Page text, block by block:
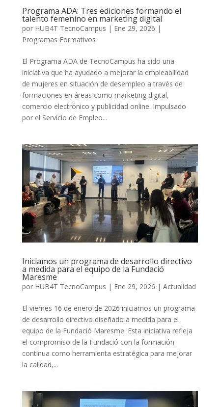
Programa ADA: Tres ediciones formando el
talento femenino en marketing digital
por HUB4T TecnoCampus | Ene 29, 2026 |
Programas Formativos
El Programa ADA de TecnoCampus ha sido una
iniciativa que ha ayudado a mejorar la empleabilidad
de mujeres en situación de desempleo a través de
formaciones en áreas como marketing digital,
comercio electrónico y publicidad online. Impulsado
por el Servicio de Empleo...
Iniciamos un programa de desarrollo directivo
a medida para el equipo de la Fundació
Maresme
por HUB4T TecnoCampus | Ene 29, 2026 | Actualidad
El viernes 16 de enero de 2026 iniciamos un programa
de desarrollo directivo diseñado a medida para el
equipo de la Fundació Maresme. Esta iniciativa refleja
el compromiso de la Fundació con la formación
continua como herramienta estratégica para mejorar
la calidad,...